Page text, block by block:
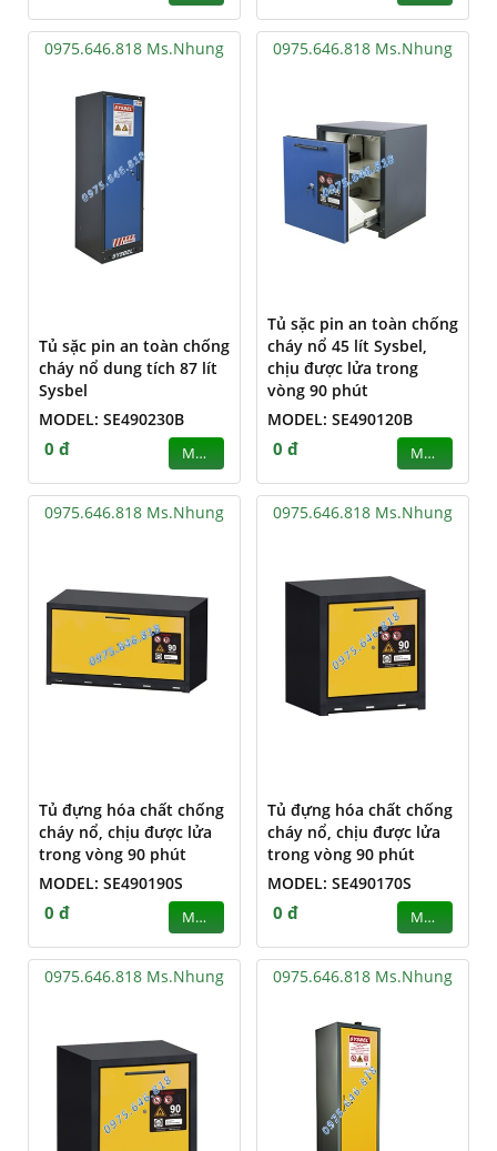
0975.646.818 Ms.Nhung
Tủ sặc pin an toàn chống
cháy nổ dung tích 87 lít
Sysbel
MODEL: SE490230B
0 đ MUA
0975.646.818 Ms.Nhung
Tủ sặc pin an toàn chống
cháy nổ 45 lít Sysbel,
chịu được lửa trong
vòng 90 phút
MODEL: SE490120B
0 đ MUA
0975.646.818 Ms.Nhung
Tủ đựng hóa chất chống
cháy nổ, chịu được lửa
trong vòng 90 phút
MODEL: SE490190S
0 đ MUA
0975.646.818 Ms.Nhung
Tủ đựng hóa chất chống
cháy nổ, chịu được lửa
trong vòng 90 phút
MODEL: SE490170S
0 đ MUA
0975.646.818 Ms.Nhung 0975.646.818 Ms.Nhung